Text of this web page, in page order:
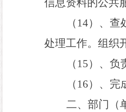
信息资料的公共
（ 14）、查
处理工作。组织
（ 15）、负
（ 16）、完
二、部门（